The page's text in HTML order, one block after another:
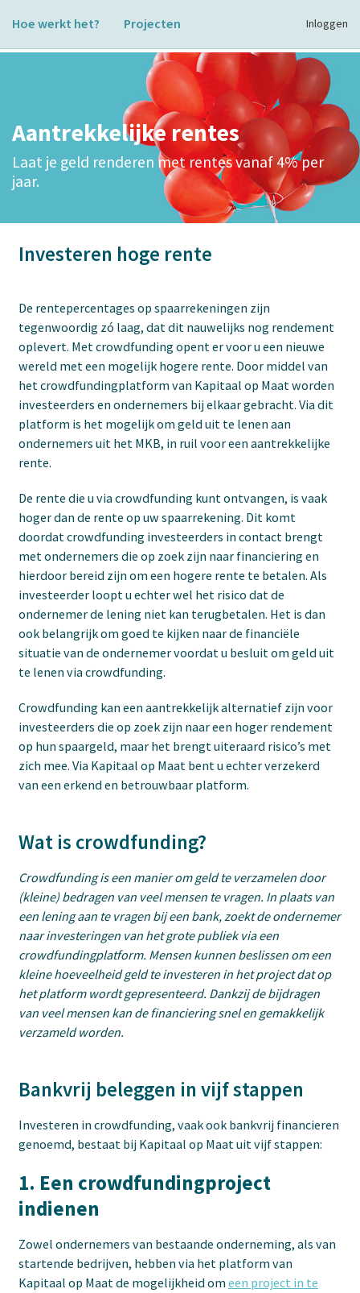
Hoe werkt het? Projecten Inloggen
Aantrekkelijke rentes
Laat je geld renderen met rentes vanaf 4% per
jaar.
Investeren hoge rente
De rentepercentages op spaarrekeningen zijn
tegenwoordig zó laag, dat dit nauwelijks nog rendement
oplevert. Met crowdfunding opent er voor u een nieuwe
wereld met een mogelijk hogere rente. Door middel van
het crowdfundingplatform van Kapitaal op Maat worden
investeerders en ondernemers bij elkaar gebracht. Via dit
platform is het mogelijk om geld uit te lenen aan
ondernemers uit het MKB, in ruil voor een aantrekkelijke
rente.
De rente die u via crowdfunding kunt ontvangen, is vaak
hoger dan de rente op uw spaarrekening. Dit komt
doordat crowdfunding investeerders in contact brengt
met ondernemers die op zoek zijn naar financiering en
hierdoor bereid zijn om een hogere rente te betalen. Als
investeerder loopt u echter wel het risico dat de
ondernemer de lening niet kan terugbetalen. Het is dan
ook belangrijk om goed te kijken naar de financiële
situatie van de ondernemer voordat u besluit om geld uit
te lenen via crowdfunding.
Crowdfunding kan een aantrekkelijk alternatief zijn voor
investeerders die op zoek zijn naar een hoger rendement
op hun spaargeld, maar het brengt uiteraard risico’s met
zich mee. Via Kapitaal op Maat bent u echter verzekerd
van een erkend en betrouwbaar platform.
Wat is crowdfunding?
Crowdfunding is een manier om geld te verzamelen door
(kleine) bedragen van veel mensen te vragen. In plaats van
een lening aan te vragen bij een bank, zoekt de ondernemer
naar investeringen van het grote publiek via een
crowdfundingplatform. Mensen kunnen beslissen om een
kleine hoeveelheid geld te investeren in het project dat op
het platform wordt gepresenteerd. Dankzij de bijdragen
van veel mensen kan de financiering snel en gemakkelijk
verzameld worden.
Bankvrij beleggen in vijf stappen
Investeren in crowdfunding, vaak ook bankvrij financieren
genoemd, bestaat bij Kapitaal op Maat uit vijf stappen:
1. Een crowdfundingproject
indienen
Zowel ondernemers van bestaande onderneming, als van
startende bedrijven, hebben via het platform van
Kapitaal op Maat de mogelijkheid omeen project in te